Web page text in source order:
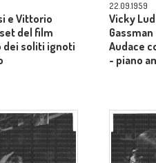
e Vittorio
del film
dei soliti ignoti
22.09.1959
Vicky
Audace
- piano